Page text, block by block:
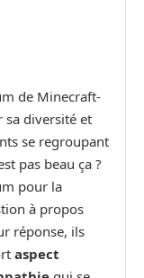
de Minecraft-
sa diversité et
se regroupant
pas beau ça ?
pour la
à propos
réponse, ils
aspect